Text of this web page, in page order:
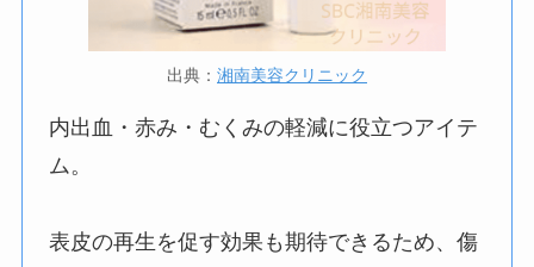
出典： 湘南美容クリニック
内出血・赤み・むくみの軽減に役立つアイテ
ム。
表皮の再生を促す効果も期待できるため、傷